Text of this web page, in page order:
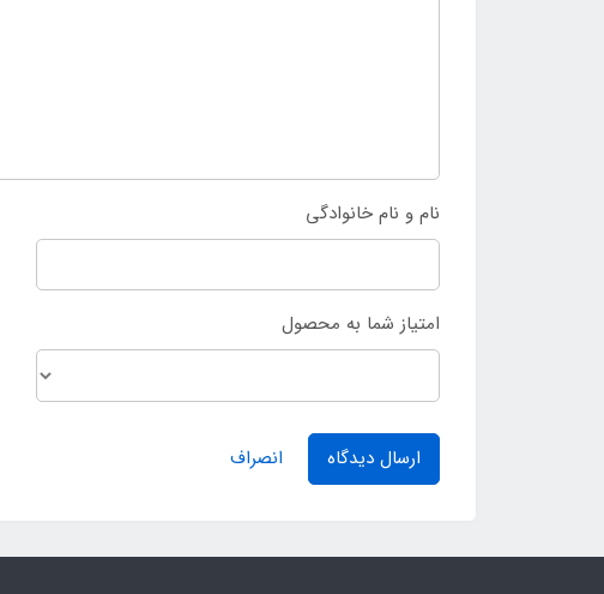
نام و نام خانوادگی
امتیاز شما به محصول
ارسال دیدگاه انصراف